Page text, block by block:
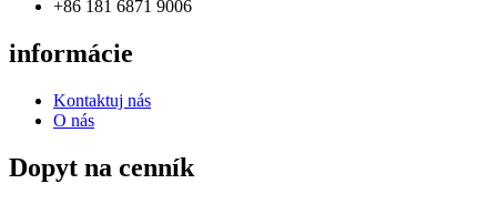
+86 181 6871 9006
informácie
Kontaktuj nás
O nás
Dopyt na cenník